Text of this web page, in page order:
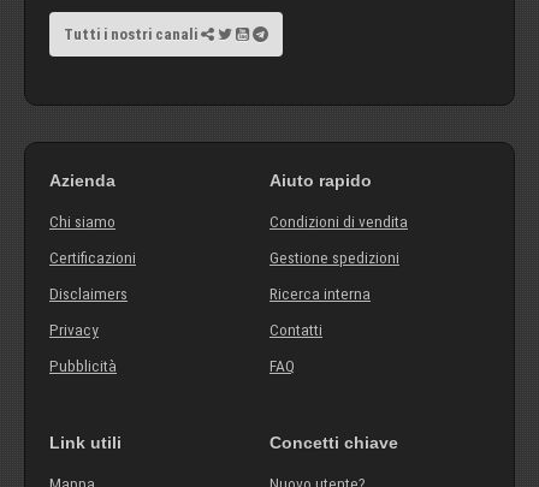
Tutti i nostri canali
Azienda
Chi siamo
Certificazioni
Disclaimers
Privacy
Pubblicità
Aiuto rapido
Condizioni di vendita
Gestione spedizioni
Ricerca interna
Contatti
FAQ
Link utili
Mappa
Concetti chiave
Nuovo utente?